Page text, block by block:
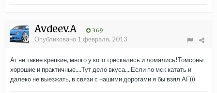
Avdeev.A 369
Опубликовано 1 февраля, 2013
Аг не такие крепкие, много у кого трескались и ломались!Томсоны
хорошие и практичные....Тут дело вкуса....Если по мск катать и
далеко не выезжать, в связи с нашими дорогами я бы взял АГ)))